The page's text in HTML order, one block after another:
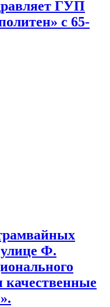
ГУП
с 65-
улице Ф.
качественные